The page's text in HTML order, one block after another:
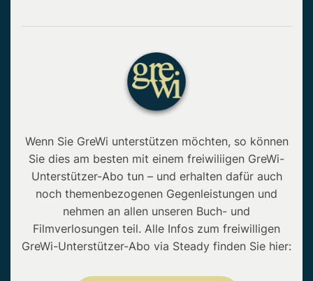
Wenn Sie GreWi unterstützen möchten, so können
Sie dies am besten mit einem freiwiliigen GreWi-
Unterstützer-Abo tun – und erhalten dafür auch
noch themenbezogenen Gegenleistungen und
nehmen an allen unseren Buch- und
Filmverlosungen teil. Alle Infos zum freiwilligen
GreWi-Unterstützer-Abo via Steady finden Sie hier: